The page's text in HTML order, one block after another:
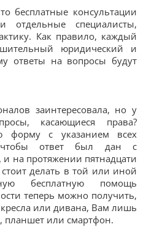
бесплатные консультации
отдельные специалисты,
Как правило, каждый
юридический и
ответы на вопросы будут
заинтересовала, но у
касающиеся права?
форму с указанием всех
чтобы ответ был дан с
на протяжении пятнадцати
делать в той или иной
бесплатную помощь
теперь можно получить,
или дивана, Вам лишь
планшет или смартфон.